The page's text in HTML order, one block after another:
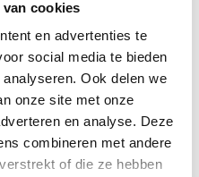
cookies
en advertenties te
social media te bieden
Ook delen we
onze site met onze
en analyse. Deze
combineren met andere
of die ze hebben
een luxueus moment van
Concept Xmas Box Amplify
en natuurlijke schoonheid
limited edition set die elk
voorraad strekt.